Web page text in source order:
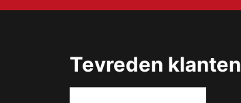
Tevreden klanten